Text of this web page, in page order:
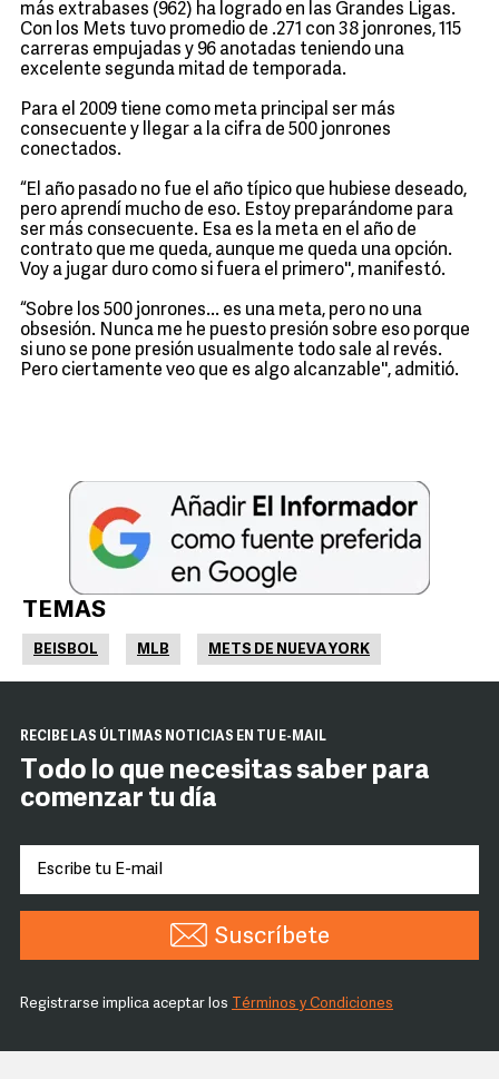
más extrabases (962) ha logrado en las Grandes Ligas.
Con los Mets tuvo promedio de .271 con 38 jonrones, 115
carreras empujadas y 96 anotadas teniendo una
excelente segunda mitad de temporada.
Para el 2009 tiene como meta principal ser más
consecuente y llegar a la cifra de 500 jonrones
conectados.
“El año pasado no fue el año típico que hubiese deseado,
pero aprendí mucho de eso. Estoy preparándome para
ser más consecuente. Esa es la meta en el año de
contrato que me queda, aunque me queda una opción.
Voy a jugar duro como si fuera el primero'', manifestó.
“Sobre los 500 jonrones... es una meta, pero no una
obsesión. Nunca me he puesto presión sobre eso porque
si uno se pone presión usualmente todo sale al revés.
Pero ciertamente veo que es algo alcanzable'', admitió.
TEMAS
BEISBOL MLB METS DE NUEVA YORK
RECIBE LAS ÚLTIMAS NOTICIAS EN TU E-MAIL
Todo lo que necesitas saber para
comenzar tu día
Suscríbete
Registrarse implica aceptar los Términos y Condiciones